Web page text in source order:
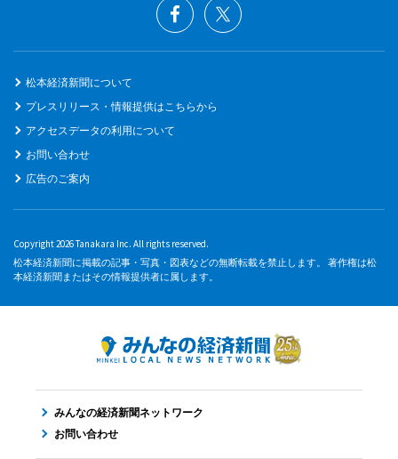
松本経済新聞について
プレスリリース・情報提供はこちらから
アクセスデータの利用について
お問い合わせ
広告のご案内
Copyright 2026 Tanakara Inc. All rights reserved.
松本経済新聞に掲載の記事・写真・図表などの無断転載を禁止します。 著作権は松
本経済新聞またはその情報提供者に属します。
みんなの経済新聞ネットワーク
お問い合わせ